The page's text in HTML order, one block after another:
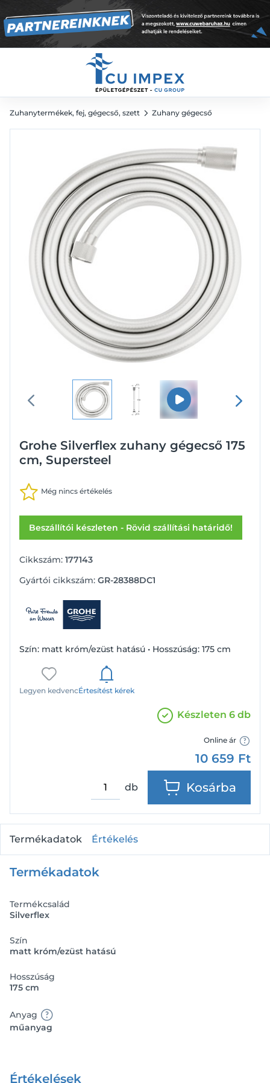
Zuhanytermékek, fej, gégecső, szett Zuhany gégecső
Grohe Silverflex zuhany gégecső 175
cm, Supersteel
Még nincs értékelés
Beszállítói készleten - Rövid szállítási határidő!
Cikkszám: 177143
Gyártói cikkszám: GR-28388DC1
Szín: matt króm/ezüst hatású • Hosszúság: 175 cm
Legyen kedvencÉrtesítést kérek
Készleten 6 db
Online ár
10 659 Ft
db Kosárba
10 659 Ft
Termékadatok Értékelés
Termékadatok
Termékcsalád
Silverflex
Szín
matt króm/ezüst hatású
Hosszúság
175 cm
Anyag
műanyag
Értékelések